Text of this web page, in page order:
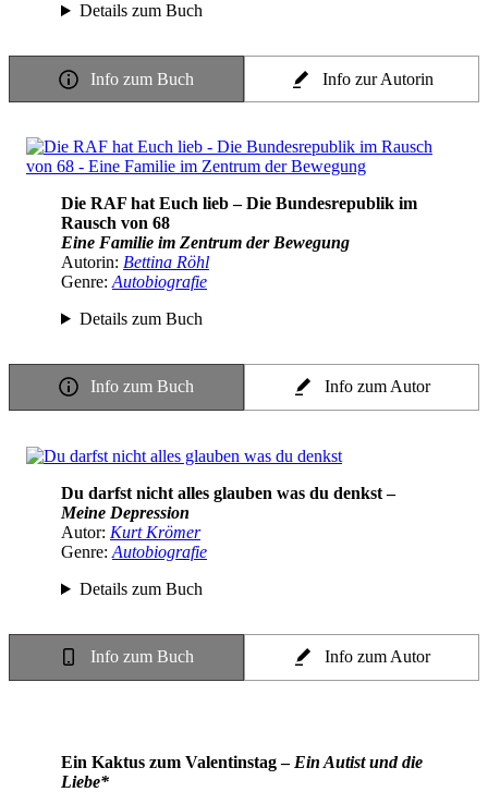
Details zum Buch
Info zum Buch Info zur Autorin
Die RAF hat Euch lieb – Die Bundesrepublik im
Rausch von 68
Eine Familie im Zentrum der Bewegung
Autorin: Bettina Röhl
Genre: Autobiografie
Details zum Buch
Info zum Buch Info zum Autor
Du darfst nicht alles glauben was du denkst –
Meine Depression
Autor: Kurt Krömer
Genre: Autobiografie
Details zum Buch
Info zum Buch Info zum Autor
Ein Kaktus zum Valentinstag – Ein Autist und die
Liebe*